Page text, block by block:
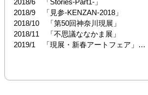
2018/9　「見参-KENZAN-2018」
2018/10　「第50回神奈川現展」
2018/11　「不思議ななかま展」
2019/1　「現展・新春アートフェア」